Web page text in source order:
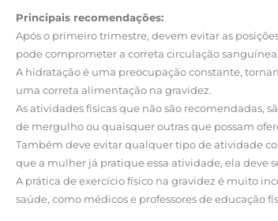
Principais recomendações:
Após o primeiro trimestre, devem evitar as
pode comprometer a correta circulação sanguínea.
A hidratação é uma preocupação constante,
uma correta alimentação na gravidez.
As atividades físicas que não são recomendadas,
de mergulho ou quaisquer outras que possam
Também deve evitar qualquer tipo de atividade
que a mulher já pratique essa atividade, ela deve
A prática de exercício físico na gravidez é muito
saúde, como médicos e professores de educação